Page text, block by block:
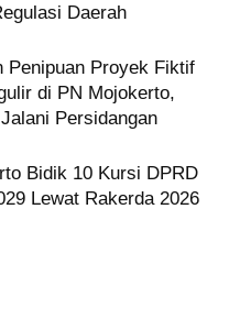
Daerah
Penipuan Proyek Fiktif
di PN Mojokerto,
Persidangan
Bidik 10 Kursi DPRD
Lewat Rakerda 2026